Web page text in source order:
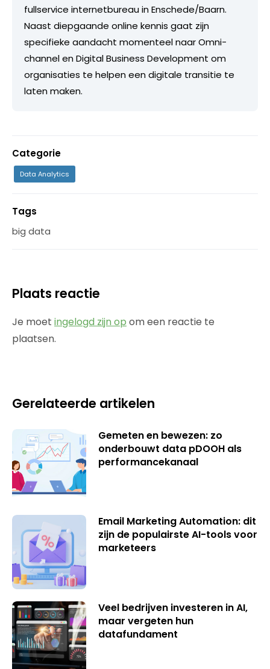
fullservice internetbureau in Enschede/Baarn.
Naast diepgaande online kennis gaat zijn
specifieke aandacht momenteel naar Omni-
channel en Digital Business Development om
organisaties te helpen een digitale transitie te
laten maken.
Categorie
Data Analytics
Tags
big data
Plaats reactie
Je moet ingelogd zijn op om een reactie te
plaatsen.
Gerelateerde artikelen
Gemeten en bewezen: zo
onderbouwt data pDOOH als
performancekanaal
Email Marketing Automation: dit
zijn de populairste AI-tools voor
marketeers
Veel bedrijven investeren in AI,
maar vergeten hun
datafundament